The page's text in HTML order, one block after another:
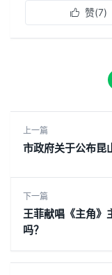
 赞(7)
上一篇
市政府关于公布昆
下一篇
王菲献唱《主角》
吗？